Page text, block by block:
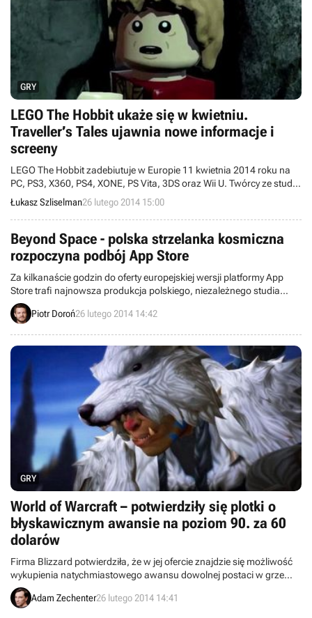
GRY
LEGO The Hobbit ukaże się w kwietniu.
Traveller’s Tales ujawnia nowe informacje i
screeny
LEGO The Hobbit zadebiutuje w Europie 11 kwietnia 2014 roku na
PC, PS3, X360, PS4, XONE, PS Vita, 3DS oraz Wii U. Twórcy ze studia
Traveller’s Tales urozmaicą rozgrywkę, dodając akcje grupowe z
udziałem dwóch lub więcej postaci. Przy okazji, warto rzucić okiem
na nowe screeny ukazujące Miasto Goblinów w wersji z klocków
LEGO.
Łukasz Szliselman26 lutego 2014 15:00
Beyond Space - polska strzelanka kosmiczna
rozpoczyna podbój App Store
Za kilkanaście godzin do oferty europejskiej wersji platformy App
Store trafi najnowsza produkcja polskiego, niezależnego studia
deweloperskiego Silesia Games, znanego z takich gier jak
FinalStrike3D czy Birds of War. Kosmiczną strzelankę Beyond Space,
złotych. Debiut w usłudze Google Play nastąpi niedługo po premierze
Piotr Doroń26 lutego 2014 14:42
GRY
World of Warcraft – potwierdziły się plotki o
błyskawicznym awansie na poziom 90. za 60
dolarów
Firma Blizzard potwierdziła, że w jej ofercie znajdzie się możliwość
wykupienia natychmiastowego awansu dowolnej postaci w grze
World of Warcraft na 90. poziom. Wcześniej na ten temat krążyły
tylko pogłoski, potwierdzone ujawnionym screenem ze sklepiku
Adam Zechenter26 lutego 2014 14:41